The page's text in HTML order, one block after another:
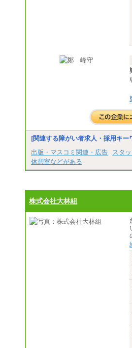
[関連する障がい者求人・採用キー
出版・マスコミ関連・広告
スタ
休憩室などがある
株式会社大林組